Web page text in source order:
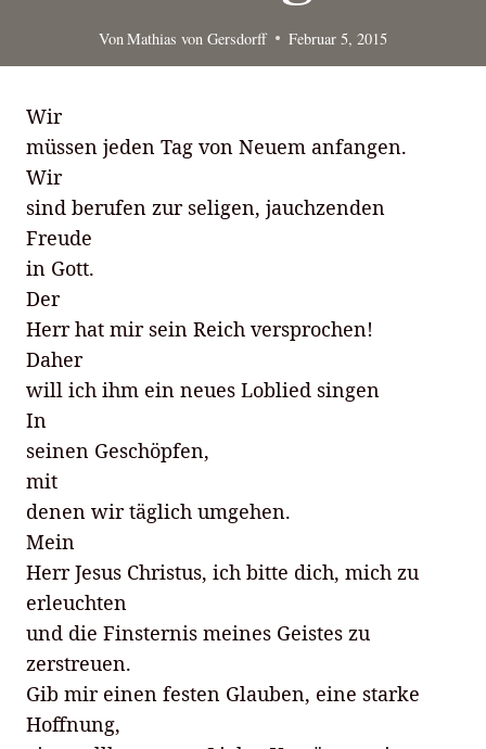
Von Mathias von Gersdorff Februar 5, 2015
Wir
müssen jeden Tag von Neuem anfangen.
Wir
sind berufen zur seligen, jauchzenden
Freude
in Gott.
Der
Herr hat mir sein Reich versprochen!
Daher
will ich ihm ein neues Loblied singen
In
seinen Geschöpfen,
mit
denen wir täglich umgehen.
Mein
Herr Jesus Christus, ich bitte dich, mich zu
erleuchten
und die Finsternis meines Geistes zu
zerstreuen.
Gib mir einen festen Glauben, eine starke
Hoffnung,